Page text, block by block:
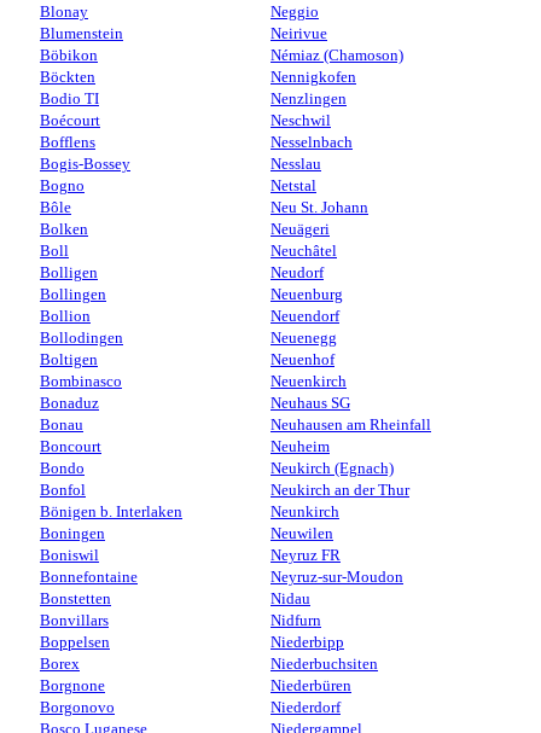
Blonay
Blumenstein
Böbikon
Böckten
Bodio TI
Boécourt
Bofflens
Bogis-Bossey
Bogno
Bôle
Bolken
Boll
Bolligen
Bollingen
Bollion
Bollodingen
Boltigen
Bombinasco
Bonaduz
Bonau
Boncourt
Bondo
Bonfol
Bönigen b. Interlaken
Boningen
Boniswil
Bonnefontaine
Bonstetten
Bonvillars
Boppelsen
Borex
Borgnone
Borgonovo
Bosco Luganese
Neggio
Neirivue
Némiaz (Chamoson)
Nennigkofen
Nenzlingen
Neschwil
Nesselnbach
Nesslau
Netstal
Neu St. Johann
Neuägeri
Neuchâtel
Neudorf
Neuenburg
Neuendorf
Neuenegg
Neuenhof
Neuenkirch
Neuhaus SG
Neuhausen am Rheinfall
Neuheim
Neukirch (Egnach)
Neukirch an der Thur
Neunkirch
Neuwilen
Neyruz FR
Neyruz-sur-Moudon
Nidau
Nidfurn
Niederbipp
Niederbuchsiten
Niederbüren
Niederdorf
Niedergampel